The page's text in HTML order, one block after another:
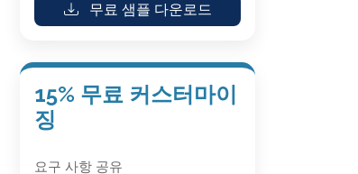
무료 샘플 다운로드
15% 무료 커스터마이
징
요구 사항 공유